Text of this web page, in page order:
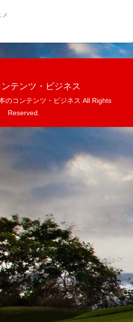
メ
ンテンツ・ビジネス
のコンテンツ・ビジネス All Rights
Reserved.